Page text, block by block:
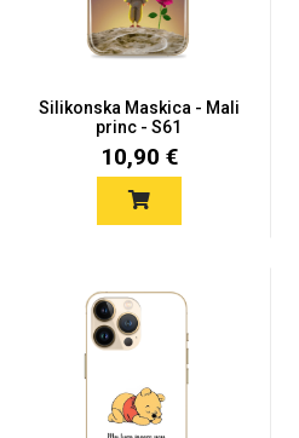
Silikonska Maskica - Mali
princ - S61
10,90 €